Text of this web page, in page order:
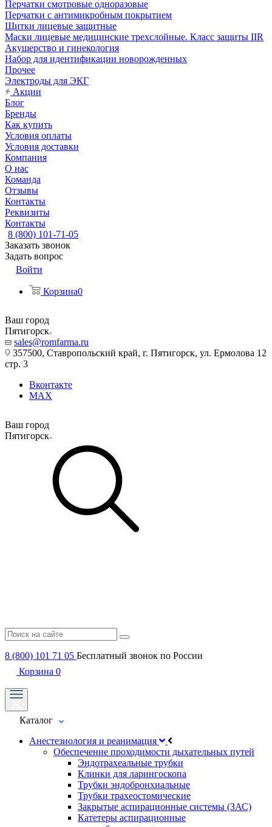
Перчатки смотровые одноразовые
Перчатки с антимикробным покрытием
Щитки лицевые защитные
Маски лицевые медицинские трехслойные. Класс защиты IIR
Акушерство и гинекология
Набор для идентификации новорожденных
Прочее
Электроды для ЭКГ
Акции
Блог
Бренды
Как купить
Условия оплаты
Условия доставки
Компания
О нас
Команда
Отзывы
Контакты
Реквизиты
Контакты
8 (800) 101-71-05
Заказать звонок
Задать вопрос
Войти
Корзина0
Ваш город
Пятигорск
sales@romfarma.ru
357500, Ставропольский край, г. Пятигорск, ул. Ермолова 12
стр. 3
Вконтакте
MAX
Ваш город
Пятигорск
8 (800) 101 71 05 Бесплатный звонок по России
Корзина 0
Каталог
Анестезиология и реанимация
Обеспечение проходимости дыхательных путей
Эндотрахеальные трубки
Клинки для ларингоскопа
Трубки эндобронхиальные
Трубки трахеостомические
Закрытые аспирационные системы (ЗАС)
Катетеры аспирационные